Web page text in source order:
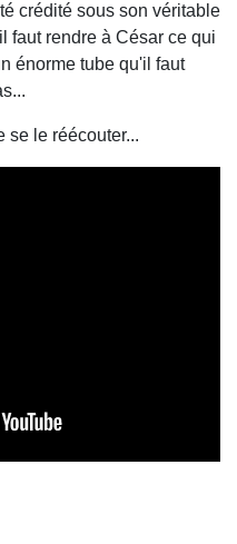
crédité sous son véritable
faut rendre à César ce qui
énorme tube qu'il faut
se le réécouter...